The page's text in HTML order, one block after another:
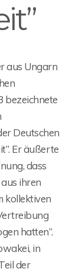
aus Ungarn
bezeichnete
Deutschen
Er äußerte
dass
ihren
kollektiven
hatten”.
in
der